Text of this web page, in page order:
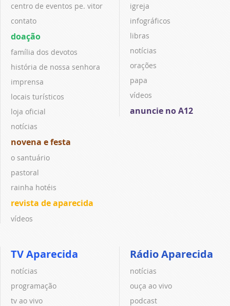
centro de eventos pe. vitor
contato
doação
família dos devotos
história de nossa senhora
imprensa
locais turísticos
loja oficial
notícias
novena e festa
o santuário
pastoral
rainha hotéis
revista de aparecida
vídeos
igreja
infográficos
libras
notícias
orações
papa
vídeos
anuncie no A12
TV Aparecida
notícias
programação
tv ao vivo
Rádio Aparecida
notícias
ouça ao vivo
podcast